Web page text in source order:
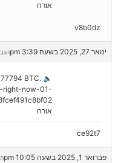
אורח
v8b0dz
ינואר 27, 2025 בשעה 3:39 pm הגב
BTC.
right-now-01-
🔈
אורח
ce92t7
פברואר 1, 2025 בשעה 10:05 pm